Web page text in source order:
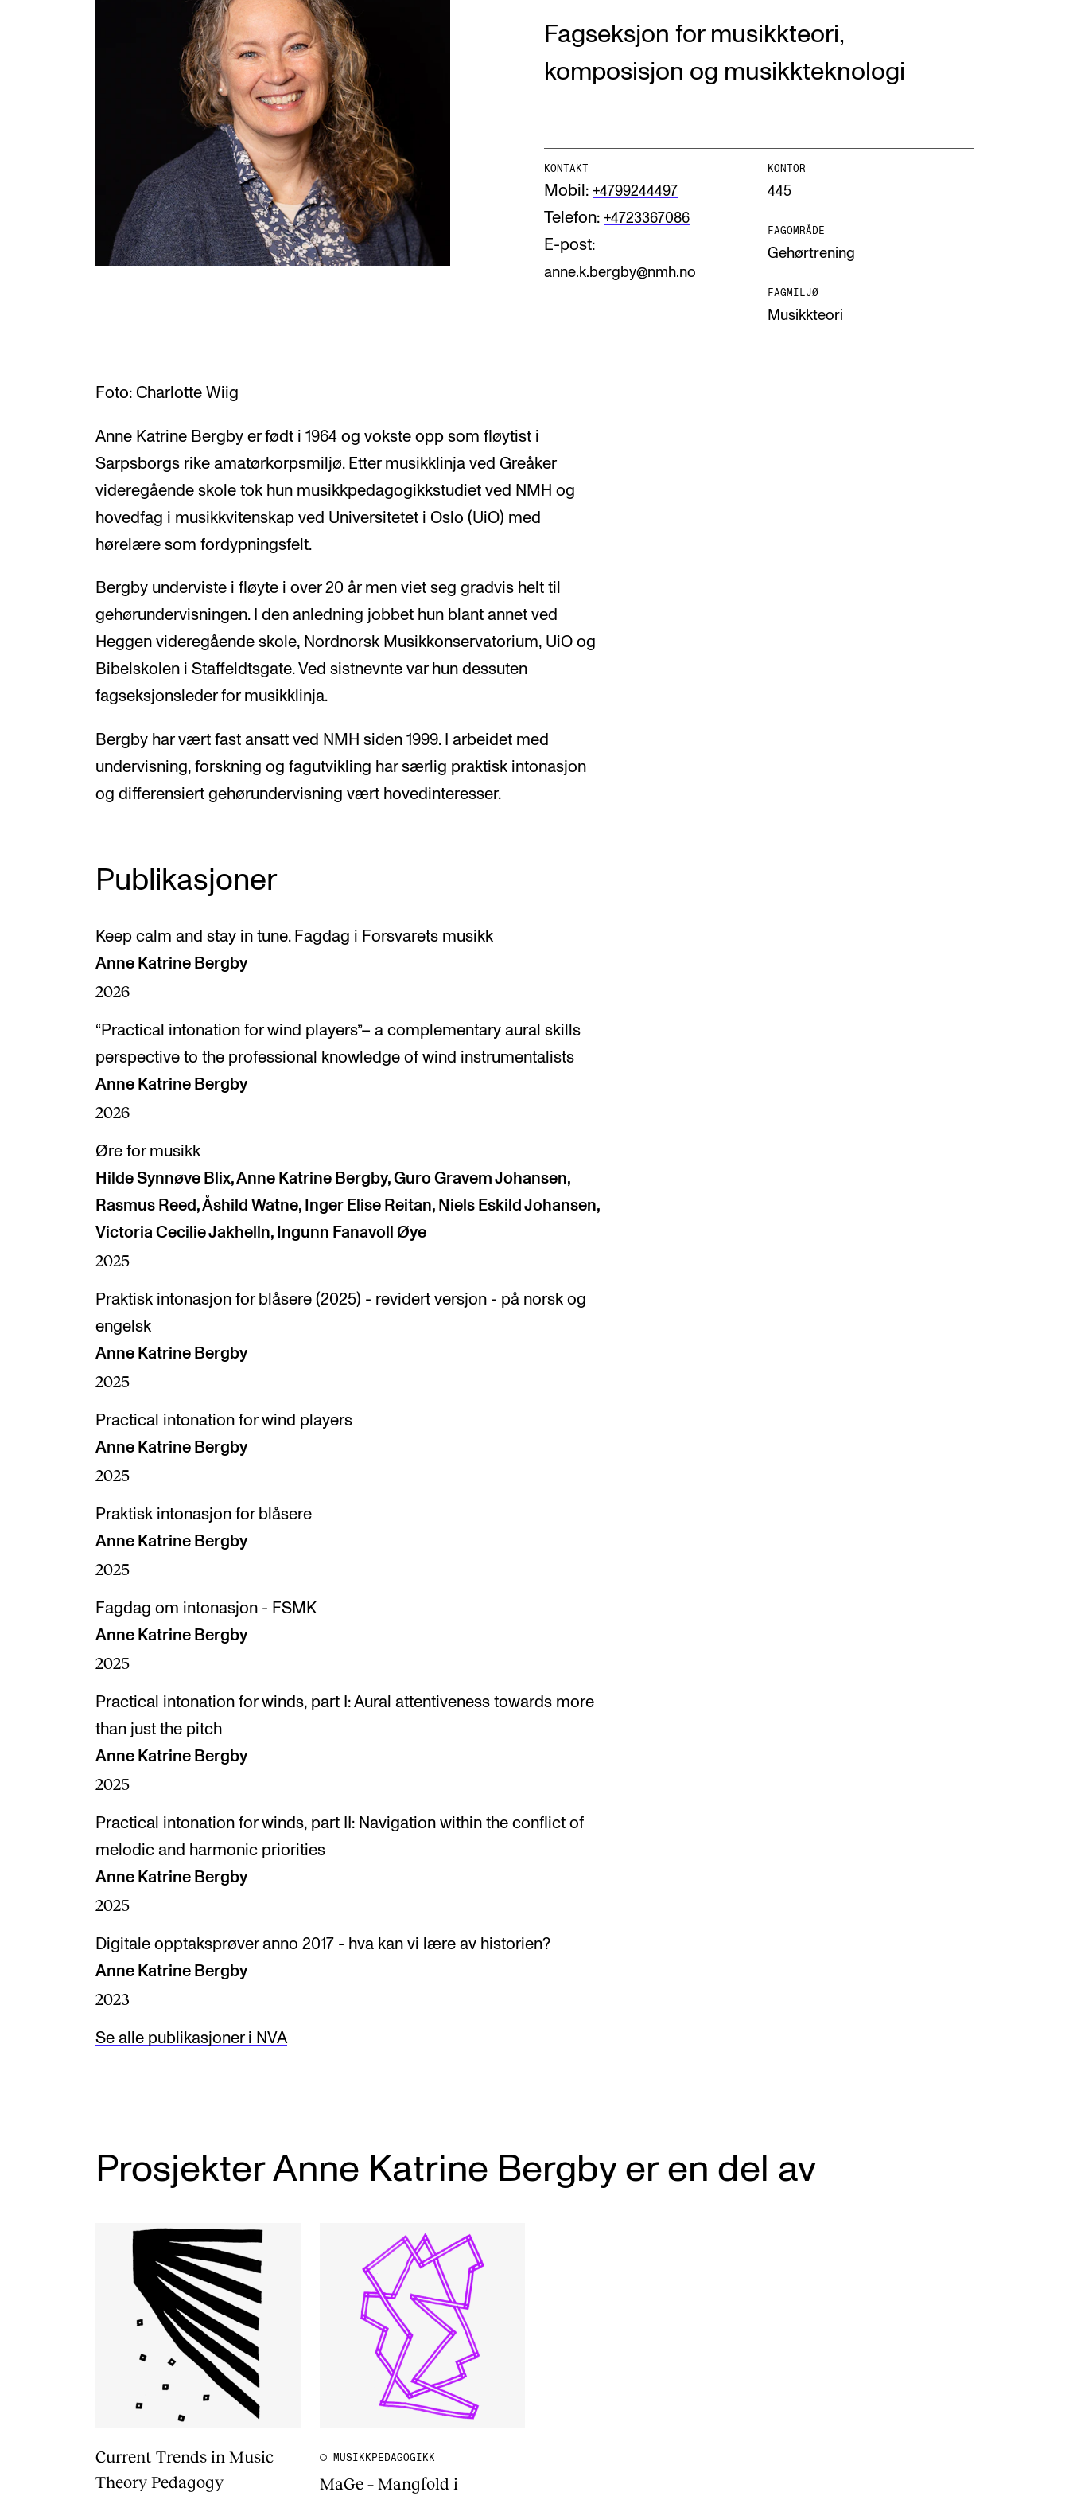
INTERNASJONALT
Internasjonal strategi
Samarbeidsprosjekter
Nettverk
Arrangementer og konserter
Nyheter og historier
Ledige stillinger
Om Norges musikkhøgskole
Kontakt oss
Finn ansatte
For ansatte og studenter
Fagseksjon for musikkteori,
komposisjon og musikkteknologi
KONTAKT
Mobil: +4799244497
Telefon: +4723367086
E-post:
anne.k.bergby@nmh.no
KONTOR
445
FAGOMRÅDE
Gehørtrening
FAGMILJØ
Musikkteori
Foto: Charlotte Wiig
Anne Katrine Bergby er født i 1964 og vokste opp som fløytist i
Sarpsborgs rike amatørkorpsmiljø. Etter musikklinja ved Greåker
videregående skole tok hun musikkpedagogikkstudiet ved NMH og
hovedfag i musikkvitenskap ved Universitetet i Oslo (UiO) med
hørelære som fordypningsfelt.
Bergby underviste i fløyte i over 20 år men viet seg gradvis helt til
gehørundervisningen. I den anledning jobbet hun blant annet ved
Heggen videregående skole, Nordnorsk Musikkonservatorium, UiO og
Bibelskolen i Staffeldtsgate. Ved sistnevnte var hun dessuten
fagseksjonsleder for musikklinja.
Bergby har vært fast ansatt ved NMH siden 1999. I arbeidet med
undervisning, forskning og fagutvikling har særlig praktisk intonasjon
og differensiert gehørundervisning vært hovedinteresser.
Publikasjoner
Keep calm and stay in tune. Fagdag i Forsvarets musikk
Anne Katrine Bergby
2026
“Practical intonation for wind players”– a complementary aural skills
perspective to the professional knowledge of wind instrumentalists
Anne Katrine Bergby
2026
Øre for musikk
Hilde Synnøve Blix, Anne Katrine Bergby, Guro Gravem Johansen,
Rasmus Reed, Åshild Watne, Inger Elise Reitan, Niels Eskild Johansen,
Victoria Cecilie Jakhelln, Ingunn Fanavoll Øye
2025
Praktisk intonasjon for blåsere (2025) - revidert versjon - på norsk og
engelsk
Anne Katrine Bergby
2025
Practical intonation for wind players
Anne Katrine Bergby
2025
Praktisk intonasjon for blåsere
Anne Katrine Bergby
2025
Fagdag om intonasjon - FSMK
Anne Katrine Bergby
2025
Practical intonation for winds, part I: Aural attentiveness towards more
than just the pitch
Anne Katrine Bergby
2025
Practical intonation for winds, part II: Navigation within the conflict of
melodic and harmonic priorities
Anne Katrine Bergby
2025
Digitale opptaksprøver anno 2017 - hva kan vi lære av historien?
Anne Katrine Bergby
2023
Se alle publikasjoner i NVA
Prosjekter Anne Katrine Bergby er en del av
Current Trends in Music
Theory Pedagogy
MUSIKKPEDAGOGIKK
MaGe – Mangfold i